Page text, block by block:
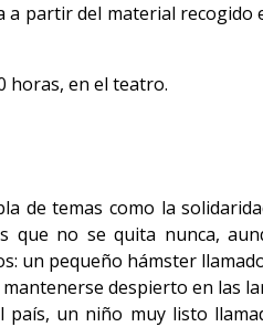
partir del material
horas, en el teatro.
de temas como la
no se quita nunca,
un pequeño hámster
despierto en las
un niño muy listo